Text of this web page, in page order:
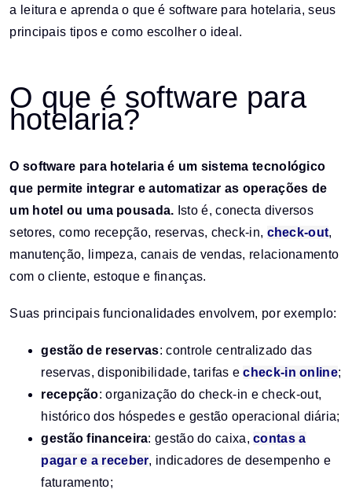
a leitura e aprenda o que é software para hotelaria, seus
principais tipos e como escolher o ideal.
O que é software para
hotelaria?
O software para hotelaria é um sistema tecnológico
que permite integrar e automatizar as operações de
um hotel ou uma pousada. Isto é, conecta diversos
setores, como recepção, reservas, check-in, check-out,
manutenção, limpeza, canais de vendas, relacionamento
com o cliente, estoque e finanças.
Suas principais funcionalidades envolvem, por exemplo:
gestão de reservas: controle centralizado das
reservas, disponibilidade, tarifas echeck-in online;
recepção: organização do check-in e check-out,
histórico dos hóspedes e gestão operacional diária;
gestão financeira: gestão do caixa,contas a
pagar e a receber, indicadores de desempenho e
faturamento;